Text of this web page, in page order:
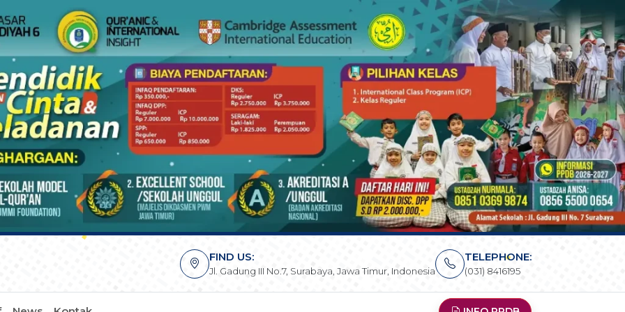
FIND US:
Jl. Gadung III No.7, Surabaya, Jawa Timur, Indonesia
TELEPHONE:
(031) 8416195